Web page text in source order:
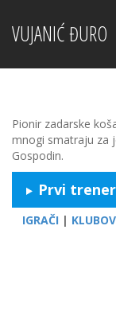
VUJANIĆ ĐURO
Pionir zadarske
mnogi smatraju za
Gospodin.
Prvi
IGRAČI |